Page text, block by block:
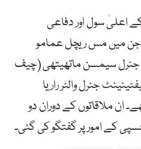
اعلیٰ سول اور دفاعی
جن میں مس ریچل عمامو
سیمسن ماتھیتھی (چیف
جنرل والٹر راریا
ان ملاقاتوں کے دوران دو
کے امورپر گفتگو کی گئی۔